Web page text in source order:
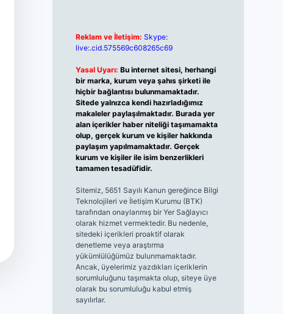
Reklam ve İletişim: Skype:
live:.cid.575569c608265c69
Yasal Uyarı: Bu internet sitesi, herhangi
bir marka, kurum veya şahıs şirketi ile
hiçbir bağlantısı bulunmamaktadır.
Sitede yalnızca kendi hazırladığımız
makaleler paylaşılmaktadır. Burada yer
alan içerikler haber niteliği taşımamakta
olup, gerçek kurum ve kişiler hakkında
paylaşım yapılmamaktadır. Gerçek
kurum ve kişiler ile isim benzerlikleri
tamamen tesadüfidir.
Sitemiz, 5651 Sayılı Kanun gereğince Bilgi
Teknolojileri ve İletişim Kurumu (BTK)
tarafından onaylanmış bir Yer Sağlayıcı
olarak hizmet vermektedir. Bu nedenle,
sitedeki içerikleri proaktif olarak
denetleme veya araştırma
yükümlülüğümüz bulunmamaktadır.
Ancak, üyelerimiz yazdıkları içeriklerin
sorumluluğunu taşımakta olup, siteye üye
olarak bu sorumluluğu kabul etmiş
sayılırlar.